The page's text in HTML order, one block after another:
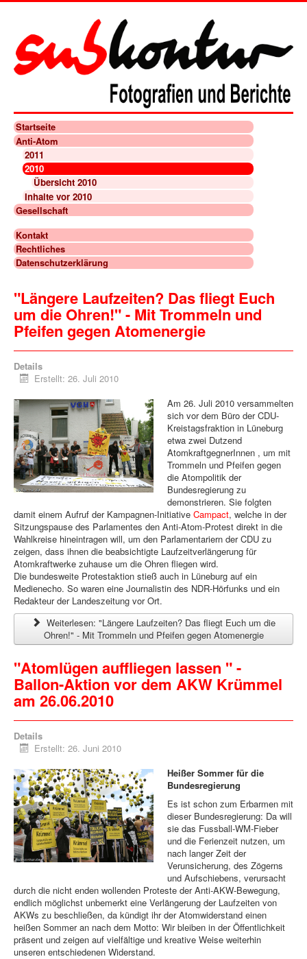
Startseite
Anti-Atom
2011
2010
Übersicht 2010
Inhalte vor 2010
Gesellschaft
Kontakt
Rechtliches
Datenschutzerklärung
"Längere Laufzeiten? Das fliegt Euch
um die Ohren!" - Mit Trommeln und
Pfeifen gegen Atomenergie
Details
Erstellt: 26. Juli 2010
Am 26. Juli 2010 versammelten
sich vor dem Büro der CDU-
Kreistagsfraktion in Lüneburg
etwa zwei Dutzend
AtomkraftgegnerInnen , um mit
Trommeln und Pfeifen gegen
die Atompolitik der
Bundesregierung zu
demonstrieren. Sie folgten
damit einem Aufruf der Kampagnen-Initiative Campact, welche in der
Sitzungspause des Parlamentes den Anti-Atom-Protest direkt in die
Wahlkreise hineintragen will, um den Parlamentariern der CDU zu
zeigen, dass ihnen die beabsichtigte Laufzeitverlängerung für
Atomkraftwerke zuhause um die Ohren fliegen wird.
Die bundesweite Protestaktion stieß auch in Lüneburg auf ein
Medienecho. So waren eine Journalistin des NDR-Hörfunks und ein
Redakteur der Landeszeitung vor Ort.
Weiterlesen: "Längere Laufzeiten? Das fliegt Euch um die
Ohren!" - Mit Trommeln und Pfeifen gegen Atomenergie
"Atomlügen auffliegen lassen " -
Ballon-Aktion vor dem AKW Krümmel
am 26.06.2010
Details
Erstellt: 26. Juni 2010
Heißer Sommer für die
Bundesregierung
Es ist schon zum Erbarmen mit
dieser Bundesregierung: Da will
sie das Fussball-WM-Fieber
und die Ferienzeit nutzen, um
nach langer Zeit der
Verunsicherung, des Zögerns
und Aufschiebens, verursacht
durch die nicht enden wollenden Proteste der Anti-AKW-Bewegung,
endlich möglichst unbemerkt eine Verlängerung der Laufzeiten von
AKWs zu beschließen, da kündigt ihr der Atomwiderstand einen
heißen Sommer an nach dem Motto: Wir bleiben in der Öffentlichkeit
präsent und zeigen auf vielfältige und kreative Weise weiterhin
unseren entschiedenen Widerstand.